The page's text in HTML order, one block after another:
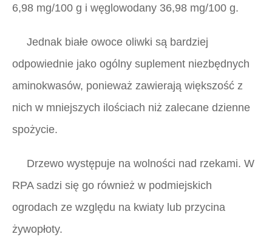
6,98 mg/100 g i węglowodany 36,98 mg/100 g.
Jednak białe owoce oliwki są bardziej
odpowiednie jako ogólny suplement niezbędnych
aminokwasów, ponieważ zawierają większość z
nich w mniejszych ilościach niż zalecane dzienne
spożycie.
Drzewo występuje na wolności nad rzekami. W
RPA sadzi się go również w podmiejskich
ogrodach ze względu na kwiaty lub przycina
żywopłoty.